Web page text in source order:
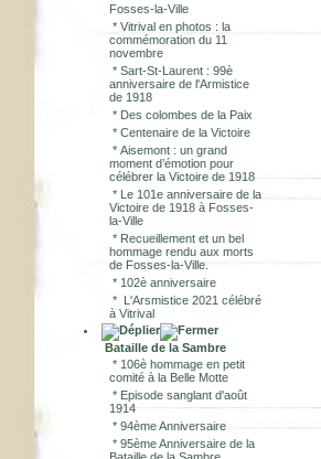
Fosses-la-Ville
* Vitrival en photos : la
commémoration du 11
novembre
* Sart-St-Laurent : 99è
anniversaire de l'Armistice
de 1918
* Des colombes de la Paix
* Centenaire de la Victoire
* Aisemont : un grand
moment d’émotion pour
célébrer la Victoire de 1918
* Le 101e anniversaire de la
Victoire de 1918 à Fosses-
la-Ville
* Recueillement et un bel
hommage rendu aux morts
de Fosses-la-Ville.
* 102è anniversaire
* L'Arsmistice 2021 célébré
à Vitrival
Bataille de la Sambre
* 106è hommage en petit
comité à la Belle Motte
* Episode sanglant d'août
1914
* 94ème Anniversaire
* 95ème Anniversaire de la